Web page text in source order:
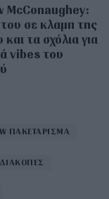
McConaughey:
σε κλαμπ της
τα σχόλια για
vibes του
ΠΑΚΕΤΑΡΙΣΜΑ